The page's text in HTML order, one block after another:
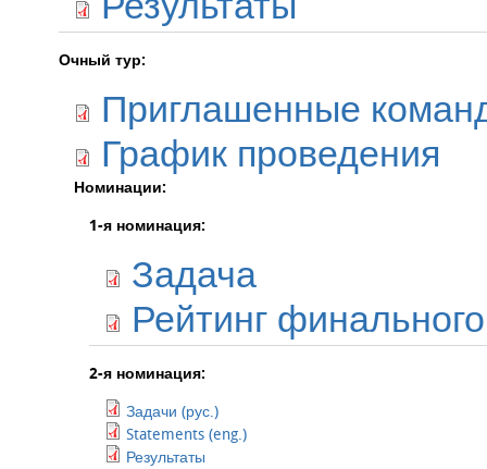
Очный тур:
Приглашенные
График проведения
Номинации:
1-я номинация:
Задача
Рейтинг
2-я номинация:
Задачи (рус.)
Statements (eng.)
Результаты